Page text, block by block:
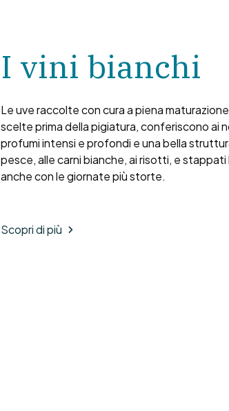
I vini bianchi
Le uve raccolte con cura a piena
scelte prima della pigiatura, conferiscono ai
profumi intensi e profondi e una bella
pesce, alle carni bianche, ai risotti, e stappati
anche con le giornate più storte.
Scopri di più